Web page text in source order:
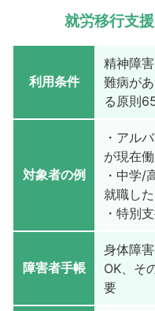
就労移行支
利用条件
精神障
難病が
る原則
対象者の例
・アル
が現在
・中学/
就職し
・特別
障害者手帳
身体障
OK、そ
要